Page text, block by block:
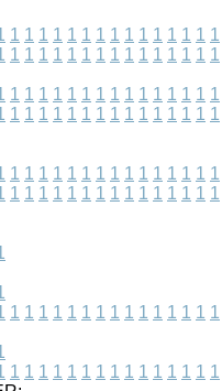
1 1 1 1 1 1 1 1 1 1 1 1 1 1 1
1 1 1 1 1 1 1 1 1 1 1 1 1 1 1
1 1 1 1 1 1 1 1 1 1 1 1 1 1 1
1 1 1 1 1 1 1 1 1 1 1 1 1 1 1
1 1 1 1 1 1 1 1 1 1 1 1 1 1 1
1 1 1 1 1 1 1 1 1 1 1 1 1 1 1
1 1 1 1 1 1 1 1 1 1 1 1 1 1 1
1 1 1 1 1 1 1 1 1 1 1 1 1 1 1